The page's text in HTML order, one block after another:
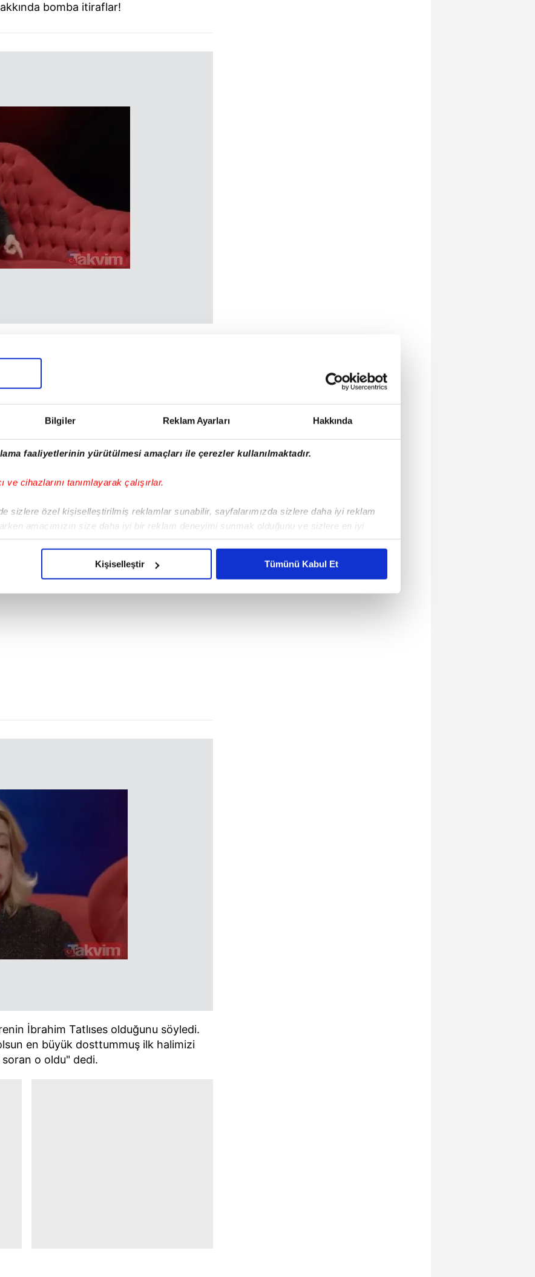
Bilgiler Reklam Ayarları Hakkında
faaliyetlerinin yürütülmesi amaçları ile çerezler kullanılmaktadır.
ve cihazlarını tanımlayarak çalışırlar.
sizlere özel kişiselleştirilmiş reklamlar sunabilir, sayfalarımızda sizlere daha iyi reklam
amacımızın size daha iyi bir reklam deneyimi sunmak olduğunu ve sizlere en iyi
gelen çabayı gösterdiğimizi ve bu noktada, reklamların maliyetlerimizi karşılamak
Kişiselleştir Tümünü Kabul Et
bomba itiraflar!
öldüğüyle ilgili sorulara yanıt verdi.
ilgili şu sözleri söyledi:
aynı şeyle ölecektim. Çünkü çağrılan
düşüncem 'Öldüremedik ölümden
birileriyle düğüne gitmiş, oradan 1
yapıp... Ata'ya kötü maddeyi masada
zaten içince..."
İbrahim Tatlıses olduğunu söyledi.
en büyük dosttummuş ilk halimizi
soran o oldu" dedi.